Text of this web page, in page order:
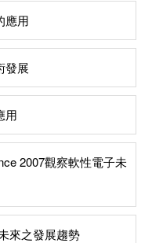
應用
發展
用
2007觀察軟性電子未
來之發展趨勢